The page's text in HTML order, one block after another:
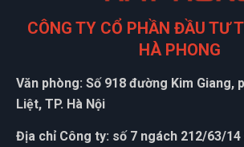
CÔNG TY CỔ PHẦN ĐẦU TƯ
HÀ PHONG
Văn phòng: Số 918 đường Kim Giang,
Liệt, TP. Hà Nội
Địa chỉ Công ty: số 7 ngách 212/63/